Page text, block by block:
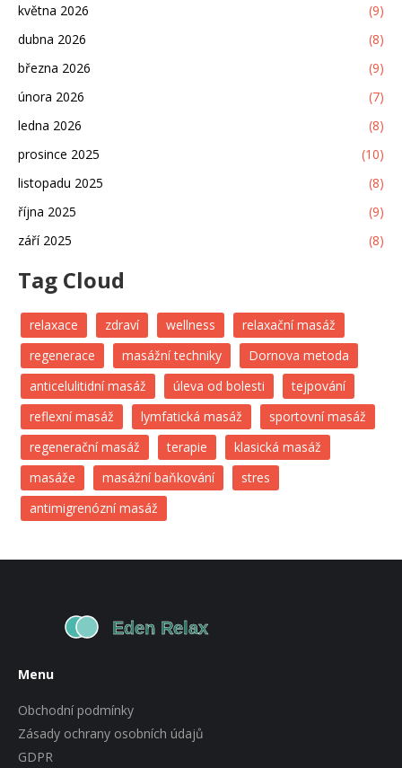
května 2026
(9)
dubna 2026
(8)
března 2026
(9)
února 2026
(7)
ledna 2026
(8)
prosince 2025
(10)
listopadu 2025
(8)
října 2025
(9)
září 2025
(8)
Tag Cloud
relaxace zdraví wellness
relaxační masáž
regenerace
masážní techniky
Dornova metoda
anticelulitidní masáž
úleva od bolesti
tejpování
reflexní masáž
lymfatická masáž
sportovní masáž
regenerační masáž
terapie
klasická masáž
masáže
masážní baňkování
stres
antimigrenózní masáž
Menu
Obchodní podmínky
Zásady ochrany osobních údajů
GDPR